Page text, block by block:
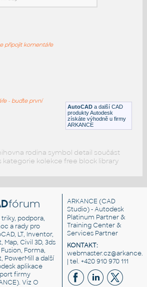
Příruby
Příruby AutoCAD a další CAD
produkty Autodesk
získáte výhodně u firmy
ARKANCE
připojit komentáře
- buďte první
rodina symbol detail součást
kategorie kolekce free block library
fórum
triky, podpora,
a rady pro
LT, Inventor,
Map, Civil 3D, 3ds
Fusion, Forma,
PowerMill a další
aplikace
firmy
VizO
ARKANCE (CAD
Studio) - Autodesk
Platinum Partner &
Training Center &
Services Partner
KONTAKT:
| tel. +420 910 970 111